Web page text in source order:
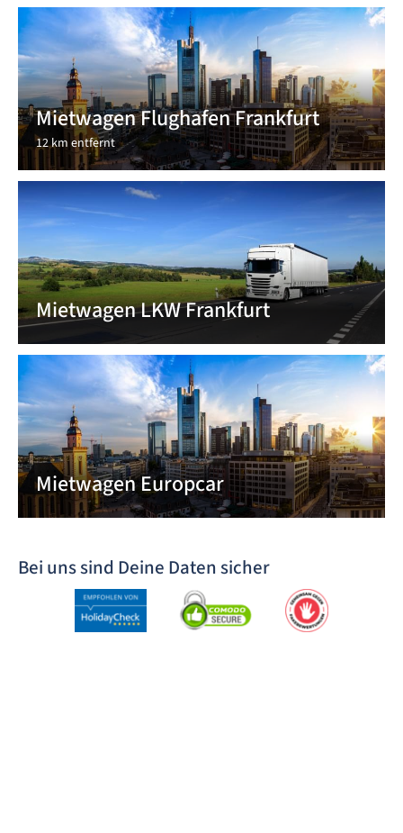
Mietwagen Flughafen Frankfurt
12 km entfernt
Mietwagen LKW Frankfurt
Mietwagen Europcar
Bei uns sind Deine Daten sicher